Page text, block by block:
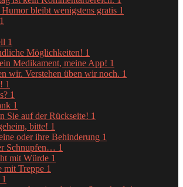
bleibt wenigstens gratis 1
1
1
Möglichkeiten! 1
Medikament, meine App! 1
wir. Verstehen üben wir noch. 1
1
1
1
Sie auf der Rückseite! 1
bitte! 1
oder ihre Behinderung 1
Schnupfen… 1
mit Würde 1
mit Treppe 1
1